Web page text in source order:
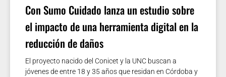
Con Sumo Cuidado lanza un estudio sobre
el impacto de una herramienta digital en la
reducción de daños
El proyecto nacido del Conicet y la UNC buscan a
jóvenes de entre 18 y 35 años que residan en Córdoba y